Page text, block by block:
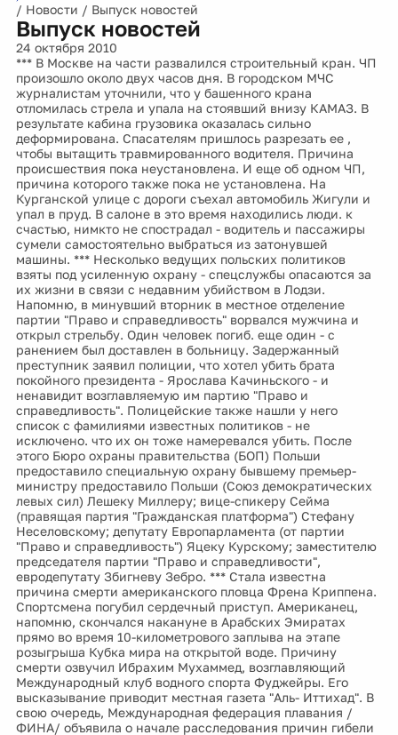
/ Новости / Выпуск новостей
Выпуск новостей
24 октября 2010
*** В Москве на части развалился строительный кран. ЧП
произошло около двух часов дня. В городском МЧС
журналистам уточнили, что у башенного крана
отломилась стрела и упала на стоявший внизу КАМАЗ. В
результате кабина грузовика оказалась сильно
деформирована. Спасателям пришлось разрезать ее ,
чтобы вытащить травмированного водителя. Причина
происшествия пока неустановлена. И еще об одном ЧП,
причина которого также пока не установлена. На
Курганской улице с дороги съехал автомобиль Жигули и
упал в пруд. В салоне в это время находились люди. к
счастью, нимкто не спострадал - водитель и пассажиры
сумели самостоятельно выбраться из затонувшей
машины. *** Несколько ведущих польских политиков
взяты под усиленную охрану - спецслужбы опасаются за
их жизни в связи с недавним убийством в Лодзи.
Напомню, в минувший вторник в местное отделение
партии "Право и справедливость" ворвался мужчина и
открыл стрельбу. Один человек погиб. еще один - с
ранением был доставлен в больницу. Задержанный
преступник заявил полиции, что хотел убить брата
покойного президента - Ярослава Качиньского - и
ненавидит возглавляемую им партию "Право и
справедливость". Полицейские также нашли у него
список с фамилиями известных политиков - не
исключено. что их он тоже намеревался убить. После
этого Бюро охраны правительства (БОП) Польши
предоставило специальную охрану бывшему премьер-
министру предоставило Польши (Союз демократических
левых сил) Лешеку Миллеру; вице-спикеру Сейма
(правящая партия "Гражданская платформа") Стефану
Неселовскому; депутату Европарламента (от партии
"Право и справедливость") Яцеку Курскому; заместителю
председателя партии "Право и справедливости",
евродепутату Збигневу Зебро. *** Стала известна
причина смерти американского пловца Френа Криппена.
Спортсмена погубил сердечный приступ. Американец,
напомню, скончался накануне в Арабских Эмиратах
прямо во время 10-километрового заплыва на этапе
розыгрыша Кубка мира на открытой воде. Причину
смерти озвучил Ибрахим Мухаммед, возглавляющий
Международный клуб водного спорта Фуджейры. Его
высказывание приводит местная газета "Аль- Иттихад". В
свою очередь, Международная федерация плавания /
ФИНА/ объявила о начале расследования причин гибели